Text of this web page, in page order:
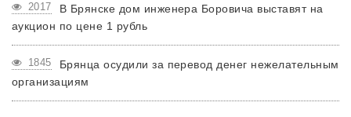
2017
В Брянске дом инженера Боровича выставят на
аукцион по цене 1 рубль
1845
Брянца осудили за перевод денег нежелательным
организациям